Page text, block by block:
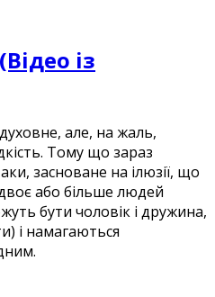
із
але, на жаль,
Тому що зараз
засноване на ілюзії, що
або більше людей
бути чоловік і дружина,
і намагаються